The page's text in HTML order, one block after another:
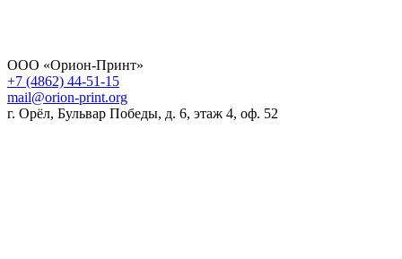
ООО «Орион-Принт»
+7 (4862) 44-51-15
mail@orion-print.org
г. Орёл, Бульвар Победы, д. 6, этаж 4, оф. 52